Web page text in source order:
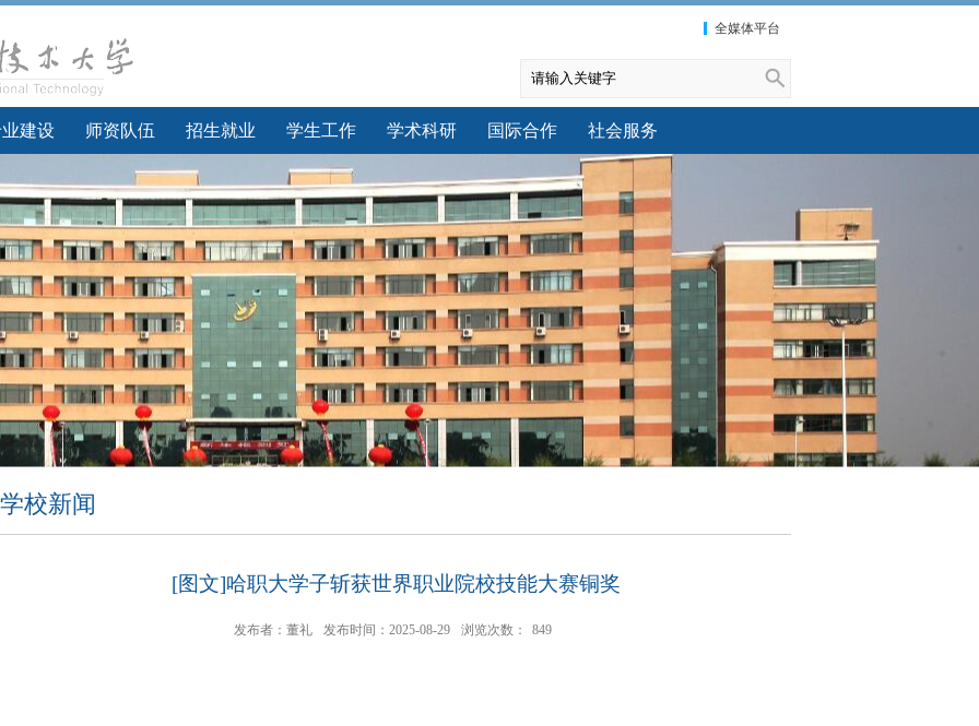
全媒体平台
建设 师资队伍 招生就业 学生工作 学术科研 国际合作 社会服务
学校新闻
[图文]哈职大学子斩获世界职业院校技能大赛铜奖
发布者：董礼 发布时间：2025-08-29 浏览次数： 849